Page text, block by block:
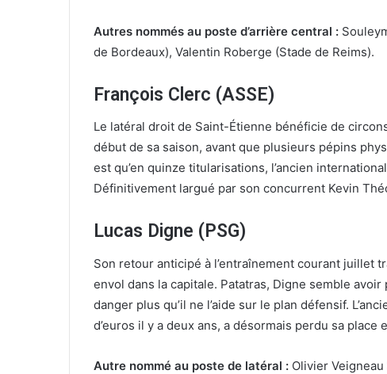
Autres nommés au poste d’arrière central :
de Bordeaux), Valentin Roberge (Stade de Reims).
François Clerc (ASSE)
Le latéral droit de Saint-Étienne bénéficie de
début de sa saison, avant que plusieurs pépins
est qu’en quinze titularisations, l’ancien
Définitivement largué par son concurrent Kevin
Lucas Digne (PSG)
Son retour anticipé à l’entraînement courant juillet
envol dans la capitale. Patatras, Digne semble
danger plus qu’il ne l’aide sur le plan défensif.
d’euros il y a deux ans, a désormais perdu sa place
Autre nommé au poste de latéral : Olivier